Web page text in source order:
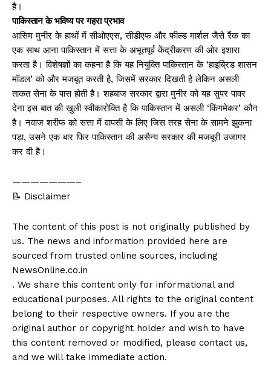
है।
पाकिस्तान के भविष्य पर गहरा प्रभाव
आसिम मुनीर के हाथों में सीओएएस, सीडीएफ और फील्ड मार्शल जैसे रैंक का
एक साथ आना पाकिस्तान में सत्ता के अभूतपूर्व केंद्रीकरण की ओर इशारा
करता है। विशेषज्ञों का कहना है कि यह नियुक्ति पाकिस्तान के ‘हाइब्रिड शासन
मॉडल’ को और मजबूत करती है, जिसमें सरकार दिखती है लेकिन असली
ताकत सेना के पास होती है। शहबाज सरकार द्वारा मुनीर को यह सुपर पावर
देना इस बात की खुली स्वीकारोक्ति है कि पाकिस्तान में असली ‘किंगमेकर’ कौन
है। नवाज शरीफ को सत्ता में वापसी के लिए जिस तरह सेना के सामने झुकना
पड़ा, उसने एक बार फिर पाकिस्तान की असैन्य सरकार की मजबूरी उजागर
कर दी है।
———————–
📝 Disclaimer
The content of this post is not originally published by
us. The news and information provided here are
sourced from trusted online sources, including
NewsOnline.co.in
. We share this content only for informational and
educational purposes. All rights to the original content
belong to their respective owners. If you are the
original author or copyright holder and wish to have
this content removed or modified, please contact us,
and we will take immediate action.